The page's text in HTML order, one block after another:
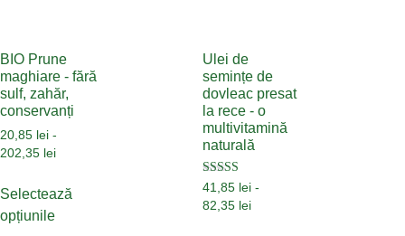
BIO Prune
maghiare - fără
sulf, zahăr,
conservanți
20,85 lei -
202,35 lei
Selectează
opțiunile
Ulei de
semințe de
dovleac presat
la rece - o
multivitamină
naturală
Evaluat la
5.00
din 5
41,85 lei -
82,35 lei